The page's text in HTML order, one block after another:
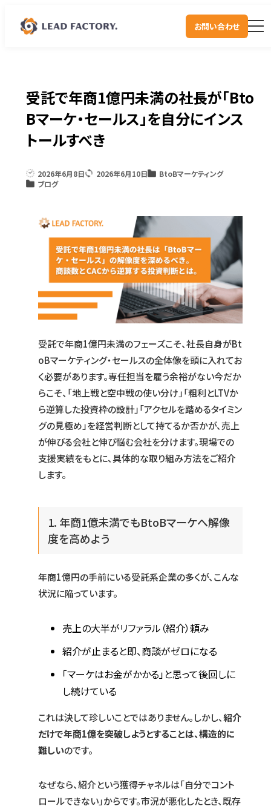
お問い合わせ
受託で年商1億円未満の社長が「Bto
Bマーケ・セールス」を自分にインス
トールすべき
2026年6月8日 2026年6月10日
BtoBマーケティング
ブログ
受託で年商1億円未満のフェーズこそ、社長自身がBt
oBマーケティング・セールスの全体像を頭に入れてお
く必要があります。専任担当を雇う余裕がない今だか
らこそ、「地上戦と空中戦の使い分け」「粗利とLTVか
ら逆算した投資枠の設計」「アクセルを踏めるタイミン
グの見極め」を経営判断として持てるか否かが、売上
が伸びる会社と伸び悩む会社を分けます。現場での
支援実績をもとに、具体的な取り組み方法をご紹介
します。
1. 年商1億未満でもBtoBマーケへ解像
度を高めよう
年商1億円の手前にいる受託系企業の多くが、こんな
状況に陥っています。
売上の大半がリファラル（紹介）頼み
紹介が止まると即、商談がゼロになる
「マーケはお金がかかる」と思って後回しに
し続けている
これは決して珍しいことではありません。しかし、紹介
だけで年商1億を突破しようとすることは、構造的に
難しいのです。
なぜなら、紹介という獲得チャネルは「自分でコント
ロールできない」からです。市況が悪化したとき、既存